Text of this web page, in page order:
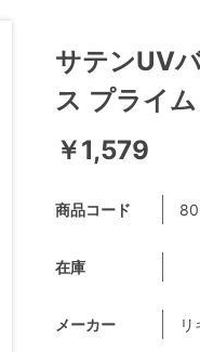
サテンUV
ス プライム
￥1,579
商品コード
在庫
メーカー